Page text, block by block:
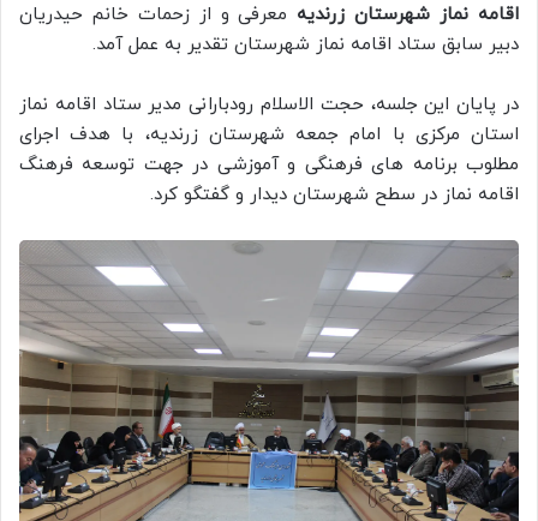
اقامه نماز شهرستان زرندیه معرفی و از زحمات خانم حیدریان
دبیر سابق ستاد اقامه نماز شهرستان تقدیر به عمل آمد.
در پایان این جلسه، حجت الاسلام رودبارانی مدیر ستاد اقامه نماز
استان مرکزی با امام جمعه شهرستان زرندیه، با هدف اجرای
مطلوب برنامه های فرهنگی و آموزشی در جهت توسعه فرهنگ
اقامه نماز در سطح شهرستان دیدار و گفتگو کرد.